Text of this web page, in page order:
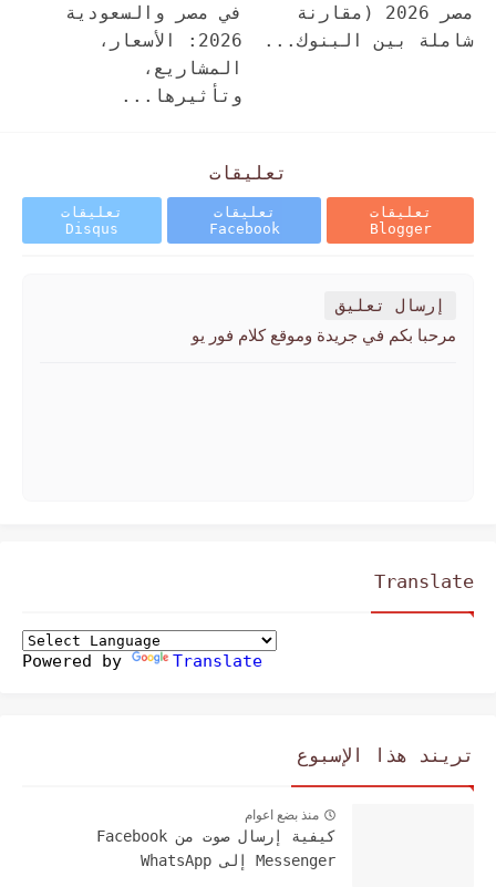
مصر 2026 (مقارنة
شاملة بين البنوك...
في مصر والسعودية
2026: الأسعار،
المشاريع،
وتأثيرها...
تعليقات
تعليقات
Blogger
تعليقات
Facebook
تعليقات
Disqus
إرسال تعليق
مرحبا بكم في جريدة وموقع كلام فور يو
Translate
Powered by Translate
تريند هذا الإسبوع
منذ بضع اعوام
كيفية إرسال صوت من Facebook
Messenger إلى WhatsApp